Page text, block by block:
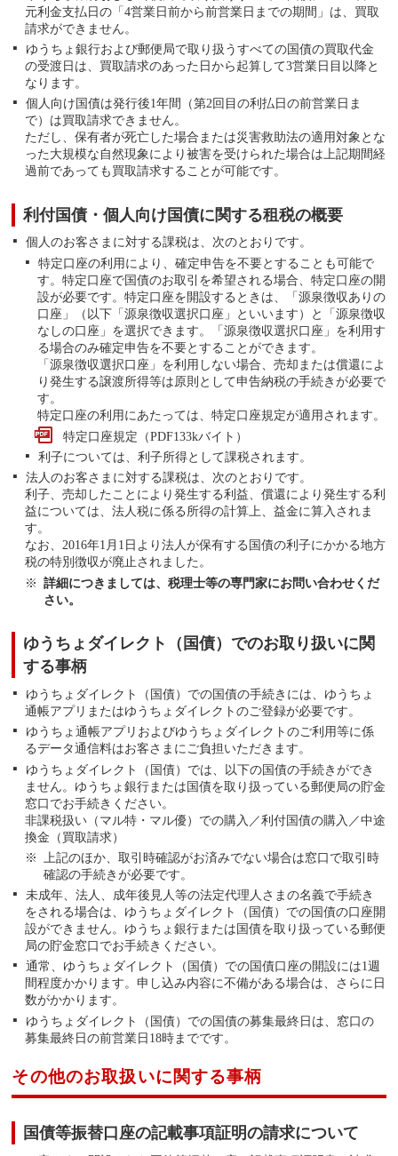
元利金支払日の「4営業日前から前営業日までの期間」は、買取
請求ができません。
ゆうちょ銀行および郵便局で取り扱うすべての国債の買取代金
の受渡日は、買取請求のあった日から起算して3営業日目以降と
なります。
個人向け国債は発行後1年間（第2回目の利払日の前営業日ま
で）は買取請求できません。
ただし、保有者が死亡した場合または災害救助法の適用対象とな
った大規模な自然現象により被害を受けられた場合は上記期間経
過前であっても買取請求することが可能です。
利付国債・個人向け国債に関する租税の概要
個人のお客さまに対する課税は、次のとおりです。
特定口座の利用により、確定申告を不要とすることも可能で
す。特定口座で国債のお取引を希望される場合、特定口座の開
設が必要です。特定口座を開設するときは、「源泉徴収ありの
口座」（以下「源泉徴収選択口座」といいます）と「源泉徴収
なしの口座」を選択できます。「源泉徴収選択口座」を利用す
る場合のみ確定申告を不要とすることができます。
「源泉徴収選択口座」を利用しない場合、売却または償還によ
り発生する譲渡所得等は原則として申告納税の手続きが必要で
す。
特定口座の利用にあたっては、特定口座規定が適用されます。
特定口座規定（PDF133kバイト）
利子については、利子所得として課税されます。
法人のお客さまに対する課税は、次のとおりです。
利子、売却したことにより発生する利益、償還により発生する利
益については、法人税に係る所得の計算上、益金に算入されま
す。
なお、2016年1月1日より法人が保有する国債の利子にかかる地方
税の特別徴収が廃止されました。
詳細につきましては、税理士等の専門家にお問い合わせくだ
さい。
ゆうちょダイレクト（国債）でのお取り扱いに関
する事柄
ゆうちょダイレクト（国債）での国債の手続きには、ゆうちょ
通帳アプリまたはゆうちょダイレクトのご登録が必要です。
ゆうちょ通帳アプリおよびゆうちょダイレクトのご利用等に係
るデータ通信料はお客さまにご負担いただきます。
ゆうちょダイレクト（国債）では、以下の国債の手続きができ
ません。ゆうちょ銀行または国債を取り扱っている郵便局の貯金
窓口でお手続きください。
非課税扱い（マル特・マル優）での購入／利付国債の購入／中途
換金（買取請求）
上記のほか、取引時確認がお済みでない場合は窓口で取引時
確認の手続きが必要です。
未成年、法人、成年後見人等の法定代理人さまの名義で手続き
をされる場合は、ゆうちょダイレクト（国債）での国債の口座開
設ができません。ゆうちょ銀行または国債を取り扱っている郵便
局の貯金窓口でお手続きください。
通常、ゆうちょダイレクト（国債）での国債口座の開設には1週
間程度かかります。申し込み内容に不備がある場合は、さらに日
数がかかります。
ゆうちょダイレクト（国債）での国債の募集最終日は、窓口の
募集最終日の前営業日18時までです。
その他のお取扱いに関する事柄
国債等振替口座の記載事項証明の請求について